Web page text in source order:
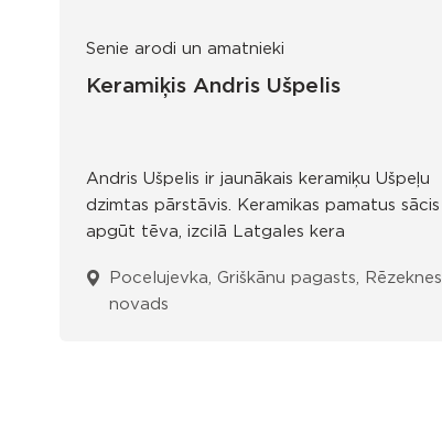
Senie arodi un amatnieki
Keramiķis Andris Ušpelis
Andris Ušpelis ir jaunākais keramiķu Ušpeļu
dzimtas pārstāvis. Keramikas pamatus sācis
apgūt tēva, izcilā Latgales kera
Pocelujevka, Griškānu pagasts, Rēzeknes
novads